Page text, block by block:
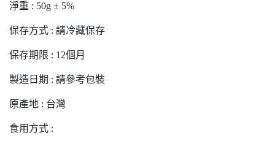
淨重 : 50g ± 5%
保存方式 : 請冷藏保存
保存期限 : 12個月
製造日期 : 請參考包裝
原產地 : 台灣
食用方式 :